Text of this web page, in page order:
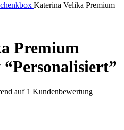
Katerina Velika Premium
Premium
auf 1 Kundenbewertung